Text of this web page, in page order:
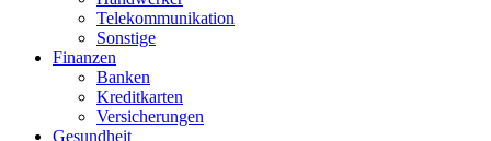
Telekommunikation
Sonstige
Finanzen
Banken
Kreditkarten
Versicherungen
Gesundheit